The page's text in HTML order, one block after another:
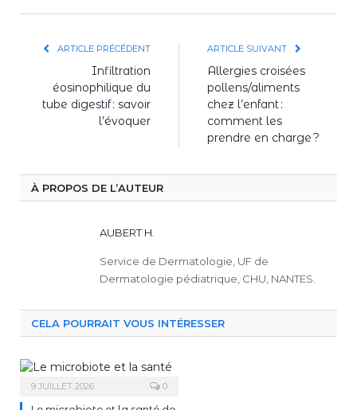
ARTICLE PRÉCÉDENT
Infiltration
éosinophilique du
tube digestif : savoir
l’évoquer
ARTICLE SUIVANT
Allergies croisées
pollens/aliments
chez l’enfant :
comment les
prendre en charge ?
À PROPOS DE L’AUTEUR
AUBERT H.
Service de Dermatologie, UF de
Dermatologie pédiatrique, CHU, NANTES.
CELA POURRAIT VOUS INTÉRESSER
9 JUILLET 2026 0